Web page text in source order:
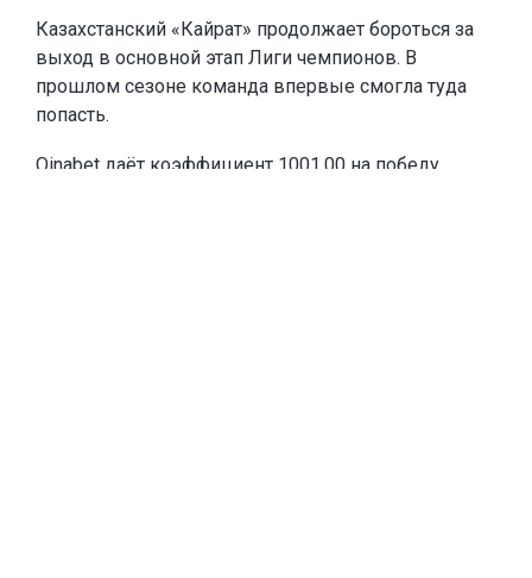
Казахстанский «Кайрат» продолжает бороться за
выход в основной этап Лиги чемпионов. В
прошлом сезоне команда впервые смогла туда
попасть.
Oinabet даёт коэффициент 1001.00 на победу